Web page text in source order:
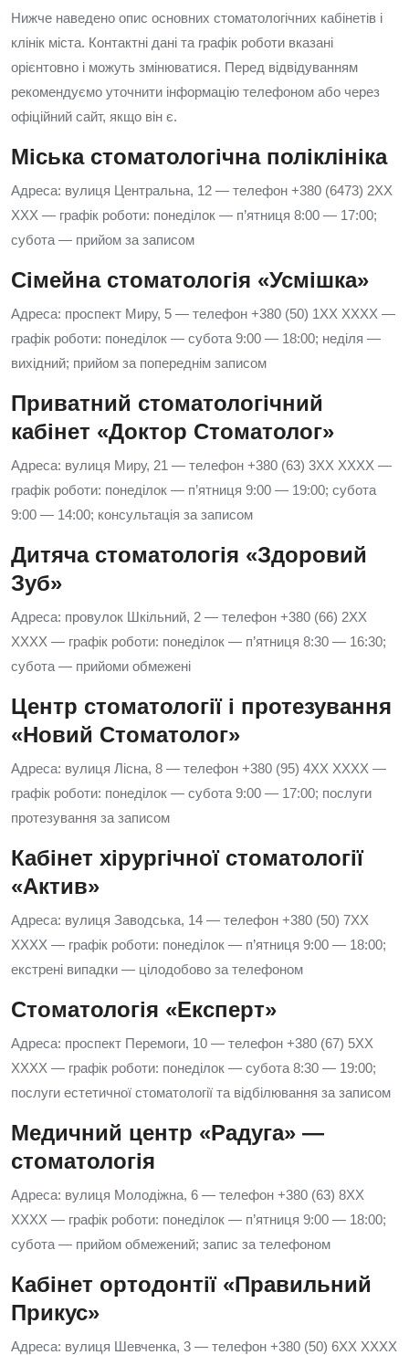
Нижче наведено опис основних стоматологічних кабінетів і
клінік міста. Контактні дані та графік роботи вказані
орієнтовно і можуть змінюватися. Перед відвідуванням
рекомендуємо уточнити інформацію телефоном або через
офіційний сайт, якщо він є.
Міська стоматологічна поліклініка
Адреса: вулиця Центральна, 12 — телефон +380 (6473) 2XX
XXX — графік роботи: понеділок — п’ятниця 8:00 — 17:00;
субота — прийом за записом
Сімейна стоматологія «Усмішка»
Адреса: проспект Миру, 5 — телефон +380 (50) 1XX XXXX —
графік роботи: понеділок — субота 9:00 — 18:00; неділя —
вихідний; прийом за попереднім записом
Приватний стоматологічний
кабінет «Доктор Стоматолог»
Адреса: вулиця Миру, 21 — телефон +380 (63) 3XX XXXX —
графік роботи: понеділок — п’ятниця 9:00 — 19:00; субота
9:00 — 14:00; консультація за записом
Дитяча стоматологія «Здоровий
Зуб»
Адреса: провулок Шкільний, 2 — телефон +380 (66) 2XX
XXXX — графік роботи: понеділок — п’ятниця 8:30 — 16:30;
субота — прийоми обмежені
Центр стоматології і протезування
«Новий Стоматолог»
Адреса: вулиця Лісна, 8 — телефон +380 (95) 4XX XXXX —
графік роботи: понеділок — субота 9:00 — 17:00; послуги
протезування за записом
Кабінет хірургічної стоматології
«Актив»
Адреса: вулиця Заводська, 14 — телефон +380 (50) 7XX
XXXX — графік роботи: понеділок — п’ятниця 9:00 — 18:00;
екстрені випадки — цілодобово за телефоном
Стоматологія «Експерт»
Адреса: проспект Перемоги, 10 — телефон +380 (67) 5XX
XXXX — графік роботи: понеділок — субота 8:30 — 19:00;
послуги естетичної стоматології та відбілювання за записом
Медичний центр «Радуга» —
стоматологія
Адреса: вулиця Молодіжна, 6 — телефон +380 (63) 8XX
XXXX — графік роботи: понеділок — п’ятниця 9:00 — 18:00;
субота — прийом обмежений; запис за телефоном
Кабінет ортодонтії «Правильний
Прикус»
Адреса: вулиця Шевченка, 3 — телефон +380 (50) 6XX XXXX